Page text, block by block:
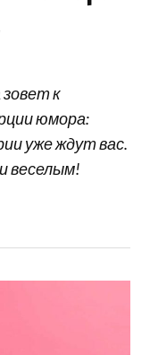
к
юмора:
уже ждут вас.
веселым!